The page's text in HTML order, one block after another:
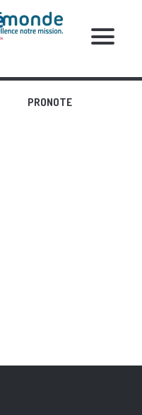
PRONOTE